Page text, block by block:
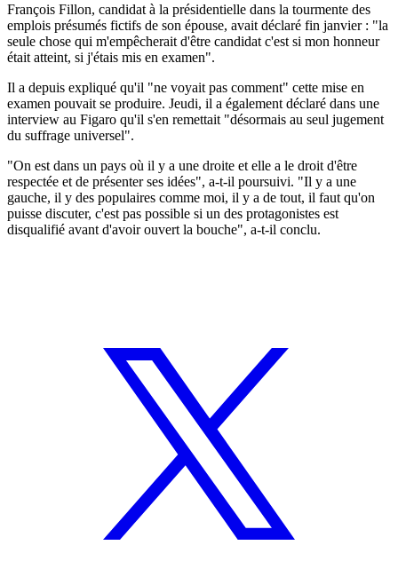
François Fillon, candidat à la présidentielle dans la tourmente des
emplois présumés fictifs de son épouse, avait déclaré fin janvier : "la
seule chose qui m'empêcherait d'être candidat c'est si mon honneur
était atteint, si j'étais mis en examen".
Il a depuis expliqué qu'il "ne voyait pas comment" cette mise en
examen pouvait se produire. Jeudi, il a également déclaré dans une
interview au Figaro qu'il s'en remettait "désormais au seul jugement
du suffrage universel".
"On est dans un pays où il y a une droite et elle a le droit d'être
respectée et de présenter ses idées", a-t-il poursuivi. "Il y a une
gauche, il y des populaires comme moi, il y a de tout, il faut qu'on
puisse discuter, c'est pas possible si un des protagonistes est
disqualifié avant d'avoir ouvert la bouche", a-t-il conclu.